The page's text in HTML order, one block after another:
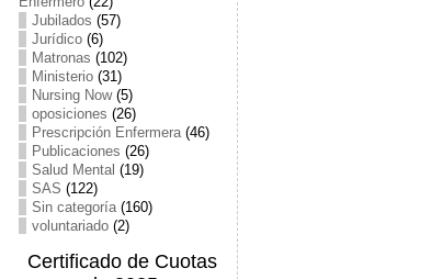
Jubilados (57)
Jurídico(6)
Matronas (102)
Ministerio(31)
Nursing Now(5)
oposiciones (26)
Prescripción Enfermera(46)
Publicaciones (26)
Salud Mental (19)
SAS (122)
Sin categoría(160)
voluntariado(2)
Certificado de Cuotas